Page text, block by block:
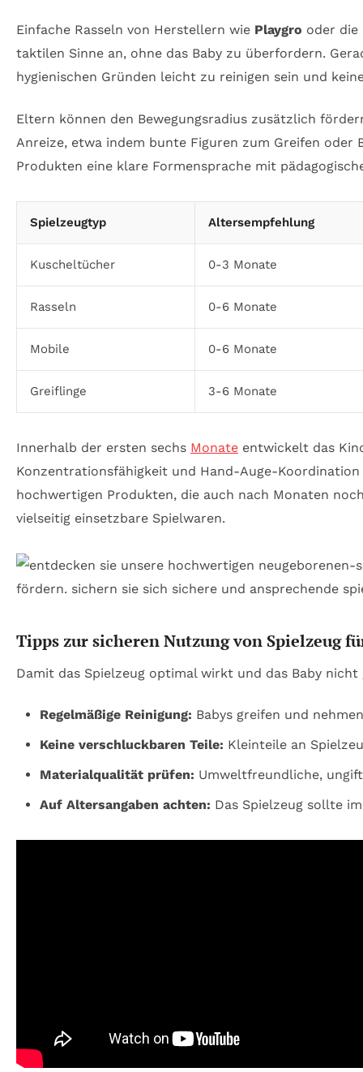
Einfache Rasseln von Herstellern wie Playgro oder die
taktilen Sinne an, ohne das Baby zu überfordern.
hygienischen Gründen leicht zu reinigen sein und
Eltern können den Bewegungsradius zusätzlich
Anreize, etwa indem bunte Figuren zum Greifen oder
Produkten eine klare Formensprache mit
Spielzeugtyp Altersempfehlung
Kuscheltücher 0-3 Monate
Rasseln 0-6 Monate
Mobile 0-6 Monate
Greiflinge 3-6 Monate
Innerhalb der ersten sechs Monate entwickelt das
Konzentrationsfähigkeit und Hand-Auge-
hochwertigen Produkten, die auch nach Monaten
vielseitig einsetzbare Spielwaren.
Tipps zur sicheren Nutzung von Spielzeug
Damit das Spielzeug optimal wirkt und das Baby
Regelmäßige Reinigung: Babys greifen und
Keine verschluckbaren Teile: Kleinteile an
Materialqualität prüfen: Umweltfreundliche,
Auf Altersangaben achten: Das Spielzeug sollte